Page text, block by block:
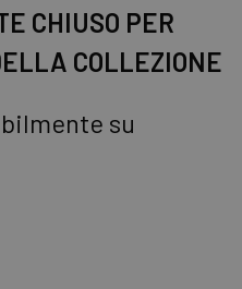
CHIUSO PER
COLLEZIONE
su